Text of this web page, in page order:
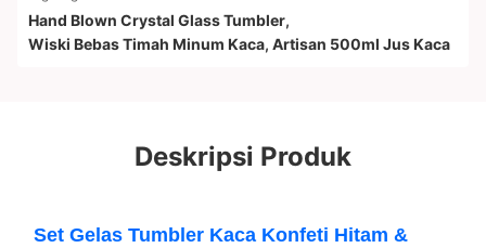
Hand Blown Crystal Glass Tumbler,
Wiski Bebas Timah Minum Kaca, Artisan 500ml Jus Kaca
Deskripsi Produk
Set Gelas Tumbler Kaca Konfeti Hitam &